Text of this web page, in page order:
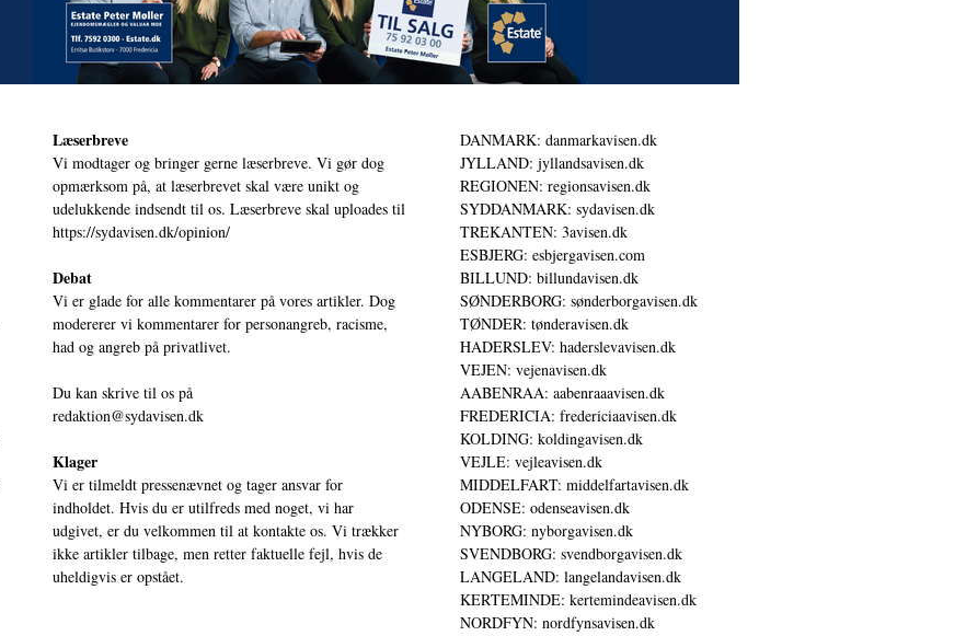
Læserbreve
Vi modtager og bringer gerne læserbreve. Vi gør dog
opmærksom på, at læserbrevet skal være unikt og
udelukkende indsendt til os. Læserbreve skal uploades til
https://sydavisen.dk/opinion/
Debat
Vi er glade for alle kommentarer på vores artikler. Dog
modererer vi kommentarer for personangreb, racisme,
had og angreb på privatlivet.
Du kan skrive til os på
redaktion@sydavisen.dk
Klager
Vi er tilmeldt pressenævnet og tager ansvar for
indholdet. Hvis du er utilfreds med noget, vi har
udgivet, er du velkommen til at kontakte os. Vi trækker
ikke artikler tilbage, men retter faktuelle fejl, hvis de
uheldigvis er opstået.
DANMARK: danmarkavisen.dk
JYLLAND: jyllandsavisen.dk
REGIONEN: regionsavisen.dk
SYDDANMARK: sydavisen.dk
TREKANTEN: 3avisen.dk
ESBJERG: esbjergavisen.com
BILLUND: billundavisen.dk
SØNDERBORG: sønderborgavisen.dk
TØNDER: tønderavisen.dk
HADERSLEV: haderslevavisen.dk
VEJEN: vejenavisen.dk
AABENRAA: aabenraaavisen.dk
FREDERICIA: fredericiaavisen.dk
KOLDING: koldingavisen.dk
VEJLE: vejleavisen.dk
MIDDELFART: middelfartavisen.dk
ODENSE: odenseavisen.dk
NYBORG: nyborgavisen.dk
SVENDBORG: svendborgavisen.dk
LANGELAND: langelandavisen.dk
KERTEMINDE: kertemindeavisen.dk
NORDFYN: nordfynsavisen.dk